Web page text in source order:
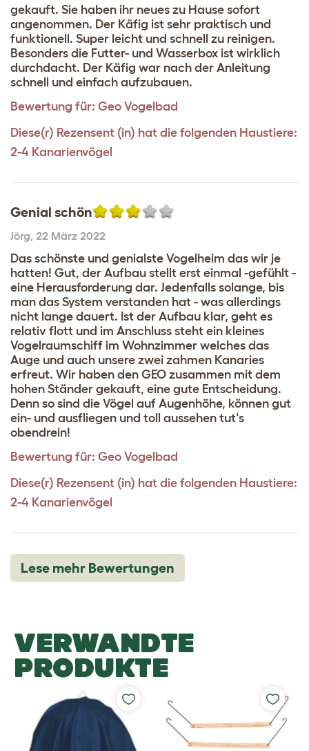
gekauft. Sie haben ihr neues zu Hause sofort
angenommen. Der Käfig ist sehr praktisch und
funktionell. Super leicht und schnell zu reinigen.
Besonders die Futter- und Wasserbox ist wirklich
durchdacht. Der Käfig war nach der Anleitung
schnell und einfach aufzubauen.
Bewertung für: Geo Vogelbad
Diese(r) Rezensent (in) hat die folgenden Haustiere:
2-4 Kanarienvögel
Genial schön
Jörg, 22 März 2022
Das schönste und genialste Vogelheim das wir je
hatten! Gut, der Aufbau stellt erst einmal -gefühlt -
eine Herausforderung dar. Jedenfalls solange, bis
man das System verstanden hat - was allerdings
nicht lange dauert. Ist der Aufbau klar, geht es
relativ flott und im Anschluss steht ein kleines
Vogelraumschiff im Wohnzimmer welches das
Auge und auch unsere zwei zahmen Kanaries
erfreut. Wir haben den GEO zusammen mit dem
hohen Ständer gekauft, eine gute Entscheidung.
Denn so sind die Vögel auf Augenhöhe, können gut
ein- und ausfliegen und toll aussehen tut‘s
obendrein!
Bewertung für: Geo Vogelbad
Diese(r) Rezensent (in) hat die folgenden Haustiere:
2-4 Kanarienvögel
Lese mehr Bewertungen
VERWANDTE
PRODUKTE